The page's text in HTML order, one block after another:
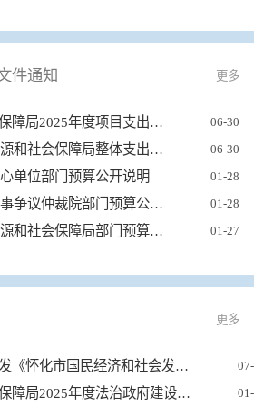
件通知 更多
怀化市人力资源和社会保障局2025年度项目支出绩效自评报告 06-30
2025年度怀化市人力资源和社会保障局整体支出绩效自评报告 06-30
单位部门预算公开说明 01-28
2026年度怀化市劳动人事争议仲裁院部门预算公开说明 01-28
2026年度怀化市人力资源和社会保障局部门预算公开说明 01-27
更多
怀化市人民政府关于印发《怀化市国民经济和社会发展第十五个五年...
怀化市人力资源和社会保障局2025年度法治政府建设情况报告